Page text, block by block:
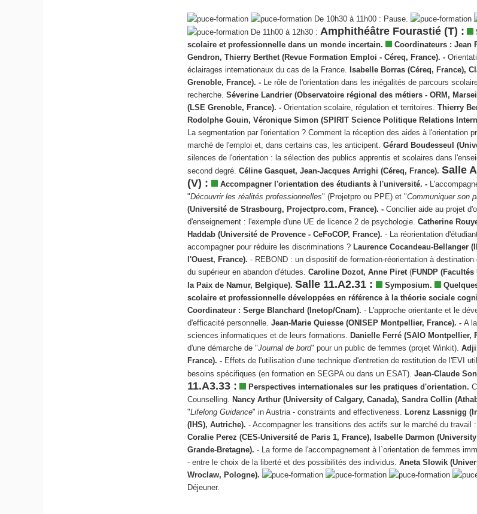
De 10h30 à 11h00 : Pause.
De 11h00 à 12h30 :Amphithéâtre Fourastié (T) :
scolaire et professionnelle dans un monde incertain.
Coordinateurs : Jean
Gendron, Thierry Berthet (Revue Formation Emploi - Céreq, France). -
éclairages internationaux du cas de la France. Isabelle Borras (Céreq, France),
Grenoble, France). - Le rôle de l'orientation dans les inégalités de parcours
recherche.Séverine Landrier (Observatoire régional des métiers - ORM,
(LSE Grenoble, France). - Orientation scolaire, régulation et territoires.Thierry
Rodolphe Gouin, Véronique Simon (SPIRIT Science Politique Relations
La segmentation par l'orientation ? Comment la réception des aides à l'orientation
marché de l'emploi et, dans certains cas, les anticipent.Gérard Boudesseul
silences de l'orientation : la sélection des publics apprentis et scolaires dans
second degré.Céline Gasquet, Jean-Jacques Arrighi (Céreq, France).Salle
(V) :
Accompagner l'orientation des étudiants à l'université. -
"Découvrir les réalités professionnelles" (Projetpro ou PPE) et "Communiquer son
(Université de Strasbourg, Projectpro.com, France). -Concilier aide au projet
d'enseignement : l'exemple d'une UE de licence 2 de psychologie.Catherine
Haddab (Université de Provence - CeFoCOP, France).- La réorientation
accompagner pour réduire les discriminations ? Laurence Cocandeau-Bellanger
l'Ouest, France).- REBOND : un dispositif de formation-réorientation à
du supérieur en abandon d'études.Caroline Dozot, Anne Piret(FUNDP
la Paix de Namur, Belgique).Salle 11.A2.31 : Symposium.
scolaire et professionnelle développées en référence à la théorie sociale
Coordinateur : Serge Blanchard (Inetop/Cnam).- L'approche orientante et le
d'efficacité personnelle.Jean-Marie Quiesse (ONISEP Montpellier, France). -A
sciences informatiques et de leurs formations. Danielle Ferré (SAIO Montpellier,
d'une démarche de "Journal de bord" pour un public de femmes (projet Winkit).
France). - Effets de l'utilisation d'une technique d'entretien de restitution de l'EVI
besoins spécifiques (en formation en SEGPA ou dans un ESAT).Jean-Claude
11.A3.33 :
Perspectives internationales sur les pratiques d'orientation.
Counselling. Nancy Arthur (University of Calgary, Canada), Sandra Collin
"Lifelong Guidance" in Austria - constraints and effectiveness. Lorenz Lassnigg
(IHS), Autriche). - Accompagner les transitions des actifs sur le marché du travail
Coralie Perez (CES-Université de Paris 1, France), Isabelle Darmon
Grande-Bretagne).- La forme de l'accompagnement à l`orientation de femmes
- entre le choix de la liberté et des possibilités des individus.Aneta Slowik
Wroclaw, Pologne).
Déjeuner.